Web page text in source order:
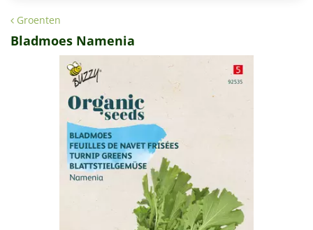
Groenten
Bladmoes Namenia